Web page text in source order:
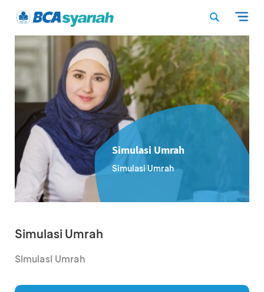
Simulasi Umrah
Simulasi Umrah
Simulasi Umrah
Simulasi Umrah